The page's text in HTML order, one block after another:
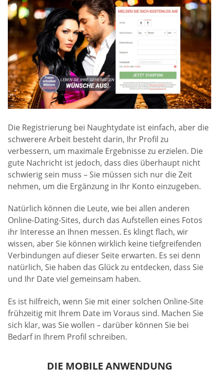
Die Registrierung bei Naughtydate ist einfach, aber die
schwerere Arbeit besteht darin, Ihr Profil zu
verbessern, um maximale Ergebnisse zu erzielen. Die
gute Nachricht ist jedoch, dass dies überhaupt nicht
schwierig sein muss – Sie müssen sich nur die Zeit
nehmen, um die Ergänzung in Ihr Konto einzugeben.
Natürlich können die Leute, wie bei allen anderen
Online-Dating-Sites, durch das Aufstellen eines Fotos
ihr Interesse an Ihnen messen. Es klingt flach, wir
wissen, aber Sie können wirklich keine tiefgreifenden
Verbindungen auf dieser Seite erwarten. Es sei denn
natürlich, Sie haben das Glück zu entdecken, dass Sie
und Ihr Date viel gemeinsam haben.
Es ist hilfreich, wenn Sie mit einer solchen Online-Site
frühzeitig mit Ihrem Date im Voraus sind. Machen Sie
sich klar, was Sie wollen – darüber können Sie bei
Bedarf in Ihrem Profil schreiben.
DIE MOBILE ANWENDUNG